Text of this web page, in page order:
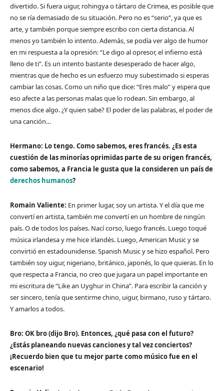
divertido. Si fuera uigur, rohingya o tártaro de Crimea, es posible que
no se ría demasiado de su situación. Pero no es “serio”, ya que es
arte, y también porque siempre escribo con cierta distancia. Al
menos yo también lo intento. Además, se podía ver algo de humor
en mi respuesta a la opresión: “Le digo al opresor, el infierno está
lleno de ti”. Es un intento bastante desesperado de hacer algo,
mientras que de hecho es un esfuerzo muy subestimado si esperas
cambiar las cosas. Como un niño que dice: “Eres malo” y espera que
eso afecte a las personas malas que lo rodean. Sin embargo, al
menos dice algo. ¿Y quien sabe? El poder de las palabras, el poder de
una canción…
Hermano: Lo tengo. Como sabemos, eres francés. ¿Es esta
cuestión de las minorías oprimidas parte de su origen francés,
como sabemos, a Francia le gusta que la consideren un país de
derechos humanos?
Romain Valiente: En primer lugar, soy un artista. Y el día que me
convertí en artista, también me convertí en un hombre de ningún
país. O de todos los países. Nací corso, luego francés. Luego toqué
música irlandesa y me hice irlandés. Luego, American Music y se
convirtió en estadounidense. Spanish Music y se hizo español. Pero
también soy uigur, nigeriano, británico, japonés, lo que quieras. En lo
que respecta a Francia, no creo que jugara un papel importante en
mi escritura de “Like an Uyghur in China”. Para escribir la canción y
ser sincero, tenía que sentirme chino, uigur, birmano, ruso y tártaro.
Y amarlos a todos.
Bro: OK bro (dijo Bro). Entonces, ¿qué pasa con el futuro?
¿Estás planeando nuevas canciones y tal vez conciertos?
¡Recuerdo bien que tu mejor parte como músico fue en el
escenario!